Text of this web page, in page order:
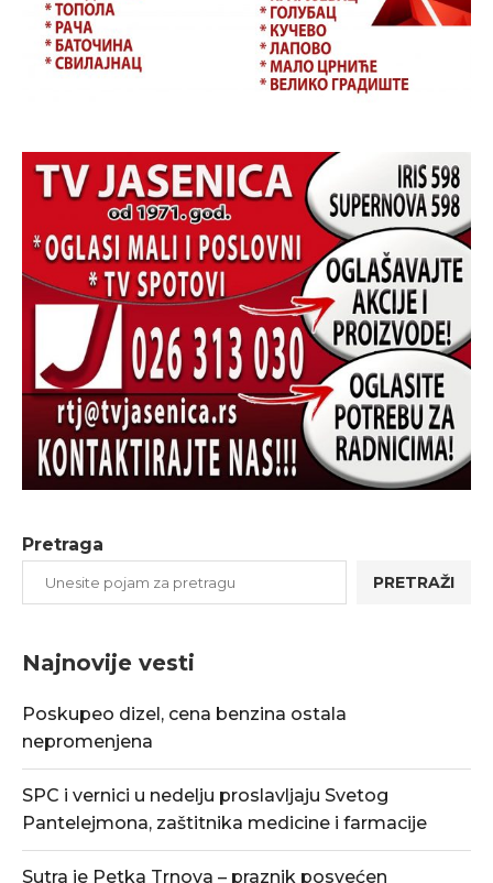
Pretraga
PRETRAŽI
Najnovije vesti
Poskupeo dizel, cena benzina ostala
nepromenjena
SPC i vernici u nedelju proslavljaju Svetog
Pantelejmona, zaštitnika medicine i farmacije
Sutra je Petka Trnova – praznik posvećen